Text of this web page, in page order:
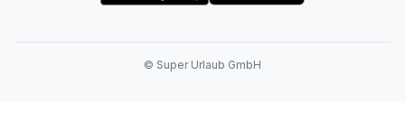
© Super Urlaub GmbH